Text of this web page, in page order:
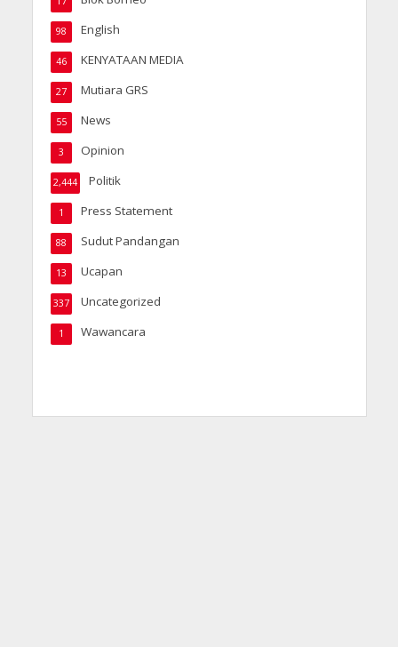
English
98
KENYATAAN MEDIA
46
Mutiara GRS
27
News
55
Opinion
3
Politik
2,444
Press Statement
1
Sudut Pandangan
88
Ucapan
13
Uncategorized
337
Wawancara
1